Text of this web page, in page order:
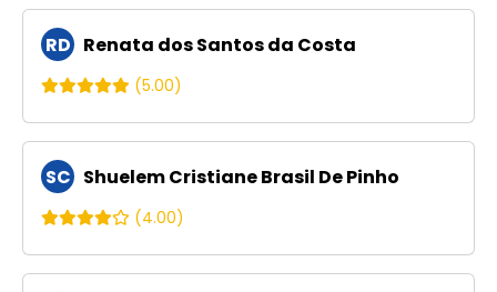
RD Renata dos Santos da Costa
(5.00)
SC Shuelem Cristiane Brasil De Pinho
(4.00)